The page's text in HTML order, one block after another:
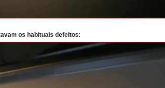
os habituais defeitos: